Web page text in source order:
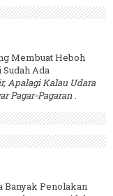
Membuat Heboh
Ada
Apalagi Kalau Udara
Pagar-Pagaran.
Banyak Penolakan